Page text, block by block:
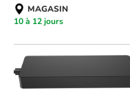
MAGASIN
10 à 12 jours